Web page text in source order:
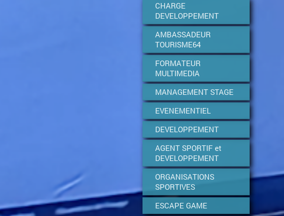
CHARGE
DEVELOPPEMENT
AMBASSADEUR
TOURISME64
FORMATEUR
MULTIMEDIA
MANAGEMENT STAGE
EVENEMENTIEL
DEVELOPPEMENT
AGENT SPORTIF et
DEVELOPPEMENT
ORGANISATIONS
SPORTIVES
ESCAPE GAME